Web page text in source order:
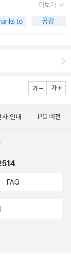
통 사고 후 넉달간
다. 저게 터지면 마
를 찾았다고 비웃
야기가 나왔을까.
나왔댄다. 정말, 몇
해지고만 있는데...
책구경.
보다 '코지'라는
싶은 책들이 많지만
자꾸 책사는데 손
더보기
사 안내 PC 버전
FAQ